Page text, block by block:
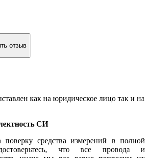
отзыв
как на юридическое лицо так и на
СИ
средства измерений в полной
что все провода и